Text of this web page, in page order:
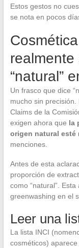
Estos gestos no
se nota en pocos
“natural”
Un frasco que dice
mucho sin
Claims de la
exigen ahora que la
origen natural esté
menciones.
Antes de esta
proporción de
como “natural”.
greenwashing en el
Leer una
La lista INCI
cosméticos)